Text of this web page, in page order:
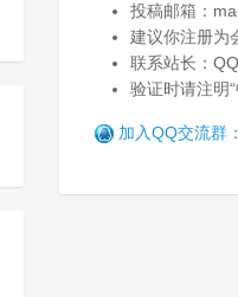
投稿邮箱：
建议你注册为
联系站长：
验证时请注明
加入QQ交流群